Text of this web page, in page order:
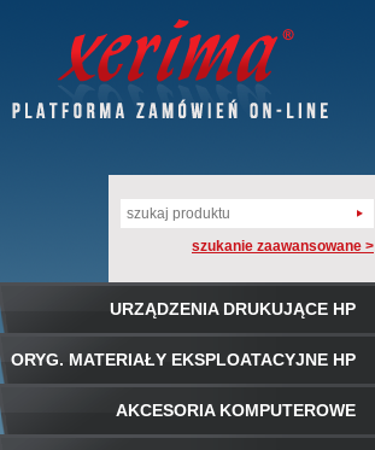
szukanie zaawansowane >
URZĄDZENIA DRUKUJĄCE HP
ORYG. MATERIAŁY EKSPLOATACYJNE HP
AKCESORIA KOMPUTEROWE